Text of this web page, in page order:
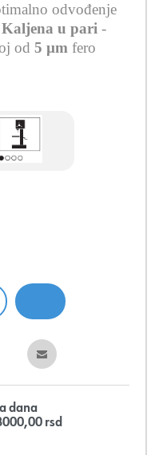
odvođenje
Kaljena u pari -
od 5 µm fero
dana
rsd